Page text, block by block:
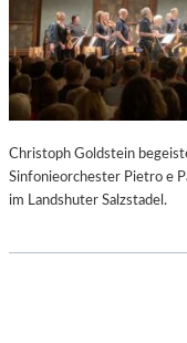
Christoph Goldstein
Sinfonieorchester Pietro e
im Landshuter Salzstadel.